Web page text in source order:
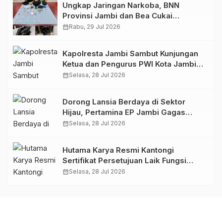
Ungkap Jaringan Narkoba, BNN
Provinsi Jambi dan Bea Cukai
Amankan Sembilan Pelaku beserta
calendar_monthRabu, 29 Jul 2026
Kapolresta Jambi Sambut Kunjungan
Ketua dan Pengurus PWI Kota Jambi
Perkuat Sinergi dan Kolaborasi
calendar_monthSelasa, 28 Jul 2026
Dorong Lansia Berdaya di Sektor
Hijau, Pertamina EP Jambi Gagas
Lansiapreneur Batik Eco-Print
calendar_monthSelasa, 28 Jul 2026
Hutama Karya Resmi Kantongi
Sertifikat Persetujuan Laik Fungsi
Struktur Jembatan Musi V Tol
calendar_monthSelasa, 28 Jul 2026